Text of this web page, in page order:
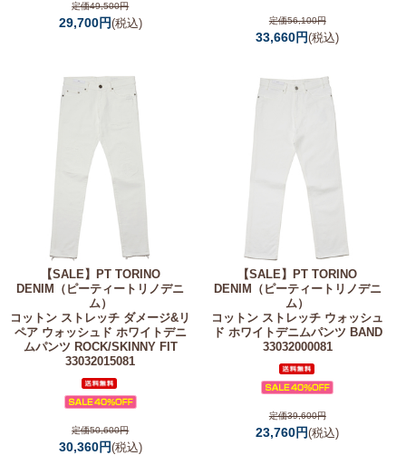
定価49,500円
29,700円(税込) 定価56,100円
33,660円(税込)
【SALE】 PT TORINO
DENIM（ピーティートリノデニ
ム）
コットン ストレッチ ダメージ&リ
ペア ウォッシュド ホワイトデニ
ムパンツ ROCK/SKINNY FIT
33032015081
定価50,600円
30,360円(税込)
【SALE】PT TORINO
DENIM（ピーティートリノデニ
ム）
コットン ストレッチ ウォッシュ
ド ホワイトデニムパンツ BAND
33032000081
定価39,600円
23,760円(税込)